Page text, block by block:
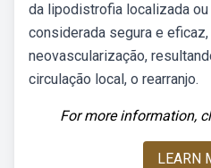
da lipodistrofia localizada
considerada segura e
neovascularização,
circulação local, o rearranjo.
For more information,
LEARN